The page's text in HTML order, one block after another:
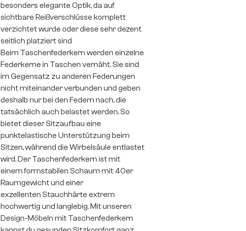
besonders elegante Optik, da auf
sichtbare Reißverschlüsse komplett
verzichtet wurde oder diese sehr dezent
seitlich platziert sind
Beim Taschenfederkern werden einzelne
Federkerne in Taschen vernäht. Sie sind
im Gegensatz zu anderen Federungen
nicht miteinander verbunden und geben
deshalb nur bei den Federn nach, die
tatsächlich auch belastet werden. So
bietet dieser Sitzaufbau eine
punktelastische Unterstützung beim
Sitzen, während die Wirbelsäule entlastet
wird. Der Taschenfederkern ist mit
einem formstabilen Schaum mit 40er
Raumgewicht und einer
exzellenten Stauchhärte extrem
hochwertig und langlebig. Mit unseren
Design-Möbeln mit Taschenfederkern